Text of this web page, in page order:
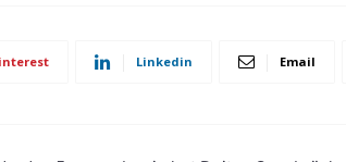
Linkedin Email